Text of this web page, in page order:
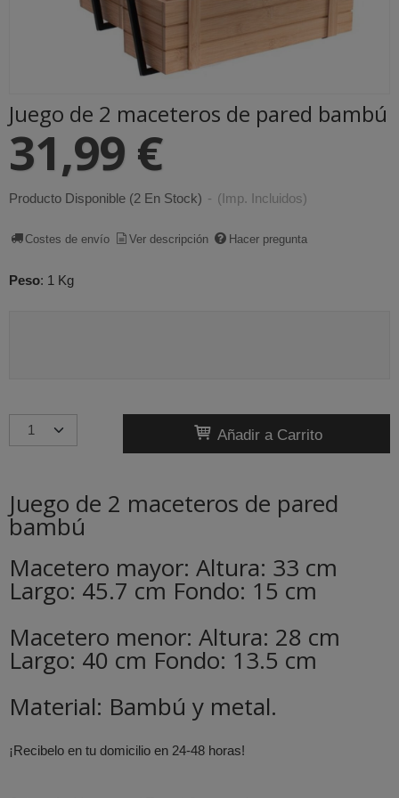
Juego de 2 maceteros de pared bambú
31,99 €
Producto Disponible (2 En Stock) - (Imp. Incluidos)
Costes de envío Ver descripción Hacer pregunta
Peso: 1 Kg
Añadir a Carrito
Juego de 2 maceteros de pared
bambú
Macetero mayor: Altura: 33 cm
Largo: 45.7 cm Fondo: 15 cm
Macetero menor: Altura: 28 cm
Largo: 40 cm Fondo: 13.5 cm
Material: Bambú y metal.
¡Recibelo en tu domicilio en 24-48 horas!